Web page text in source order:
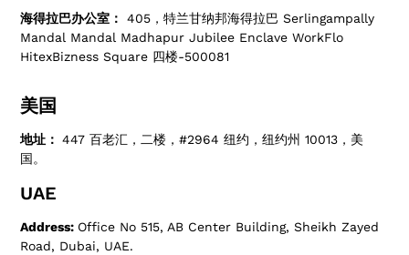
海得拉巴办公室：
405，特兰甘纳邦海得拉巴 Serlingampally
Mandal Mandal Madhapur Jubilee Enclave WorkFlo
HitexBizness Square 四楼-500081
美国
地址：447 百老汇，二楼，#2964 纽约，纽约州 10013，美
国。
UAE
Address: Office No 515, AB Center Building, Sheikh Zayed
Road, Dubai, UAE.